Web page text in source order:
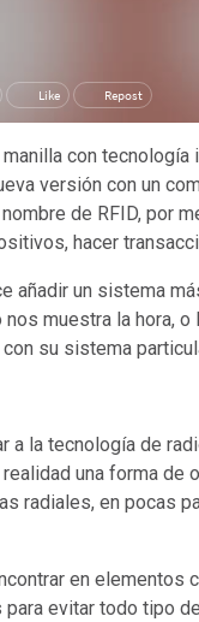
con
versión con un
de RFID, por
hacer
añadir un sistema
nos muestra la hora,
su sistema
a la tecnología de
una forma de
radiales, en pocas
en
evitar todo tipo